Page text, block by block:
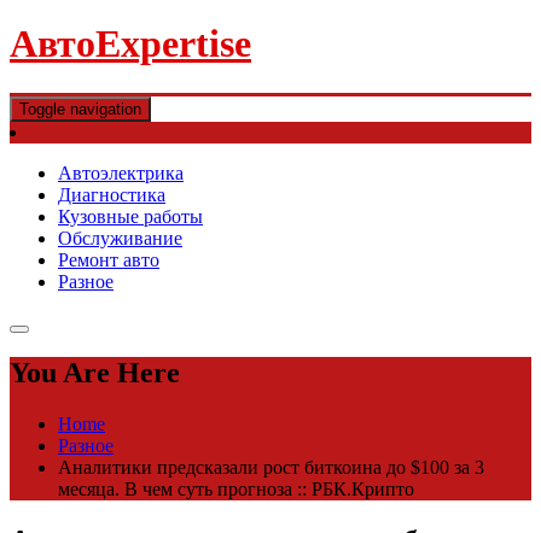
АвтоExpertise
Toggle navigation
Автоэлектрика
Диагностика
Кузовные работы
Обслуживание
Ремонт авто
Разное
You Are Here
Home
Разное
Аналитики предсказали рост биткоина до $100 за 3
месяца. В чем суть прогноза :: РБК.Крипто